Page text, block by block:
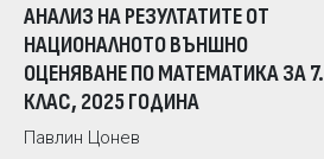
АНАЛИЗ НА РЕЗУЛТАТИТЕ ОТ
НАЦИОНАЛНОТО ВЪНШНО
ОЦЕНЯВАНЕ ПО МАТЕМАТИКА ЗА 7.
КЛАС, 2025 ГОДИНА
Павлин Цонев